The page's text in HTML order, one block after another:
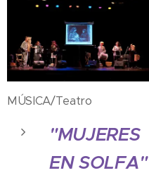
MÚSICA/Teatro
"MUJERES
EN SOLFA"